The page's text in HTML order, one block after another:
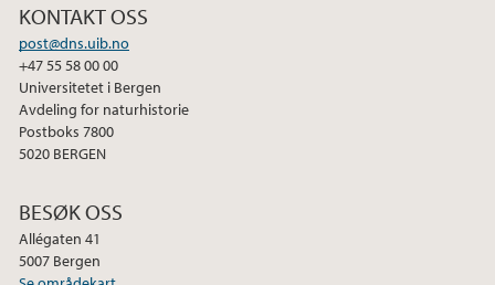
KONTAKT OSS
post@dns.uib.no
+47 55 58 00 00
Universitetet i Bergen
Avdeling for naturhistorie
Postboks 7800
5020 BERGEN
BESØK OSS
Allégaten 41
5007 Bergen